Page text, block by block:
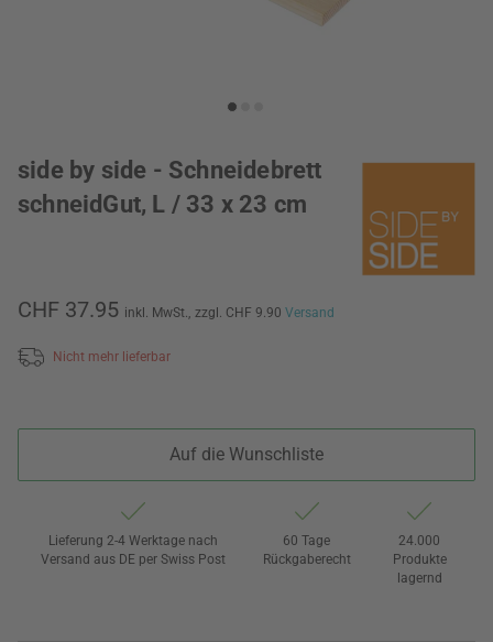
side by side - Schneidebrett
schneidGut, L / 33 x 23 cm
CHF 37.95 inkl. MwSt., zzgl. CHF 9.90 Versand
Nicht mehr lieferbar
Auf die Wunschliste
Lieferung 2-4 Werktage nach
Versand aus DE per Swiss Post
60 Tage
Rückgaberecht
24.000
Produkte
lagernd